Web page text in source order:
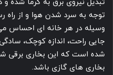
تبدیل نیروی برق به گرما شده
توجه به سرد شدن هوا و از راه
وسیله در هر خانه ای احساس
جایی راحت، اندازه کوچک،
شده است که این بخاری برقی
بخاری های گازی باشد.